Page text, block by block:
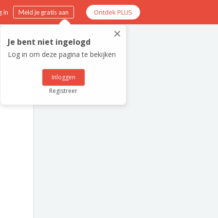
in Meld je gratis aan Ontdek PLUS
×
Je bent niet ingelogd
Log in om deze pagina te bekijken
Inloggen
Registreer